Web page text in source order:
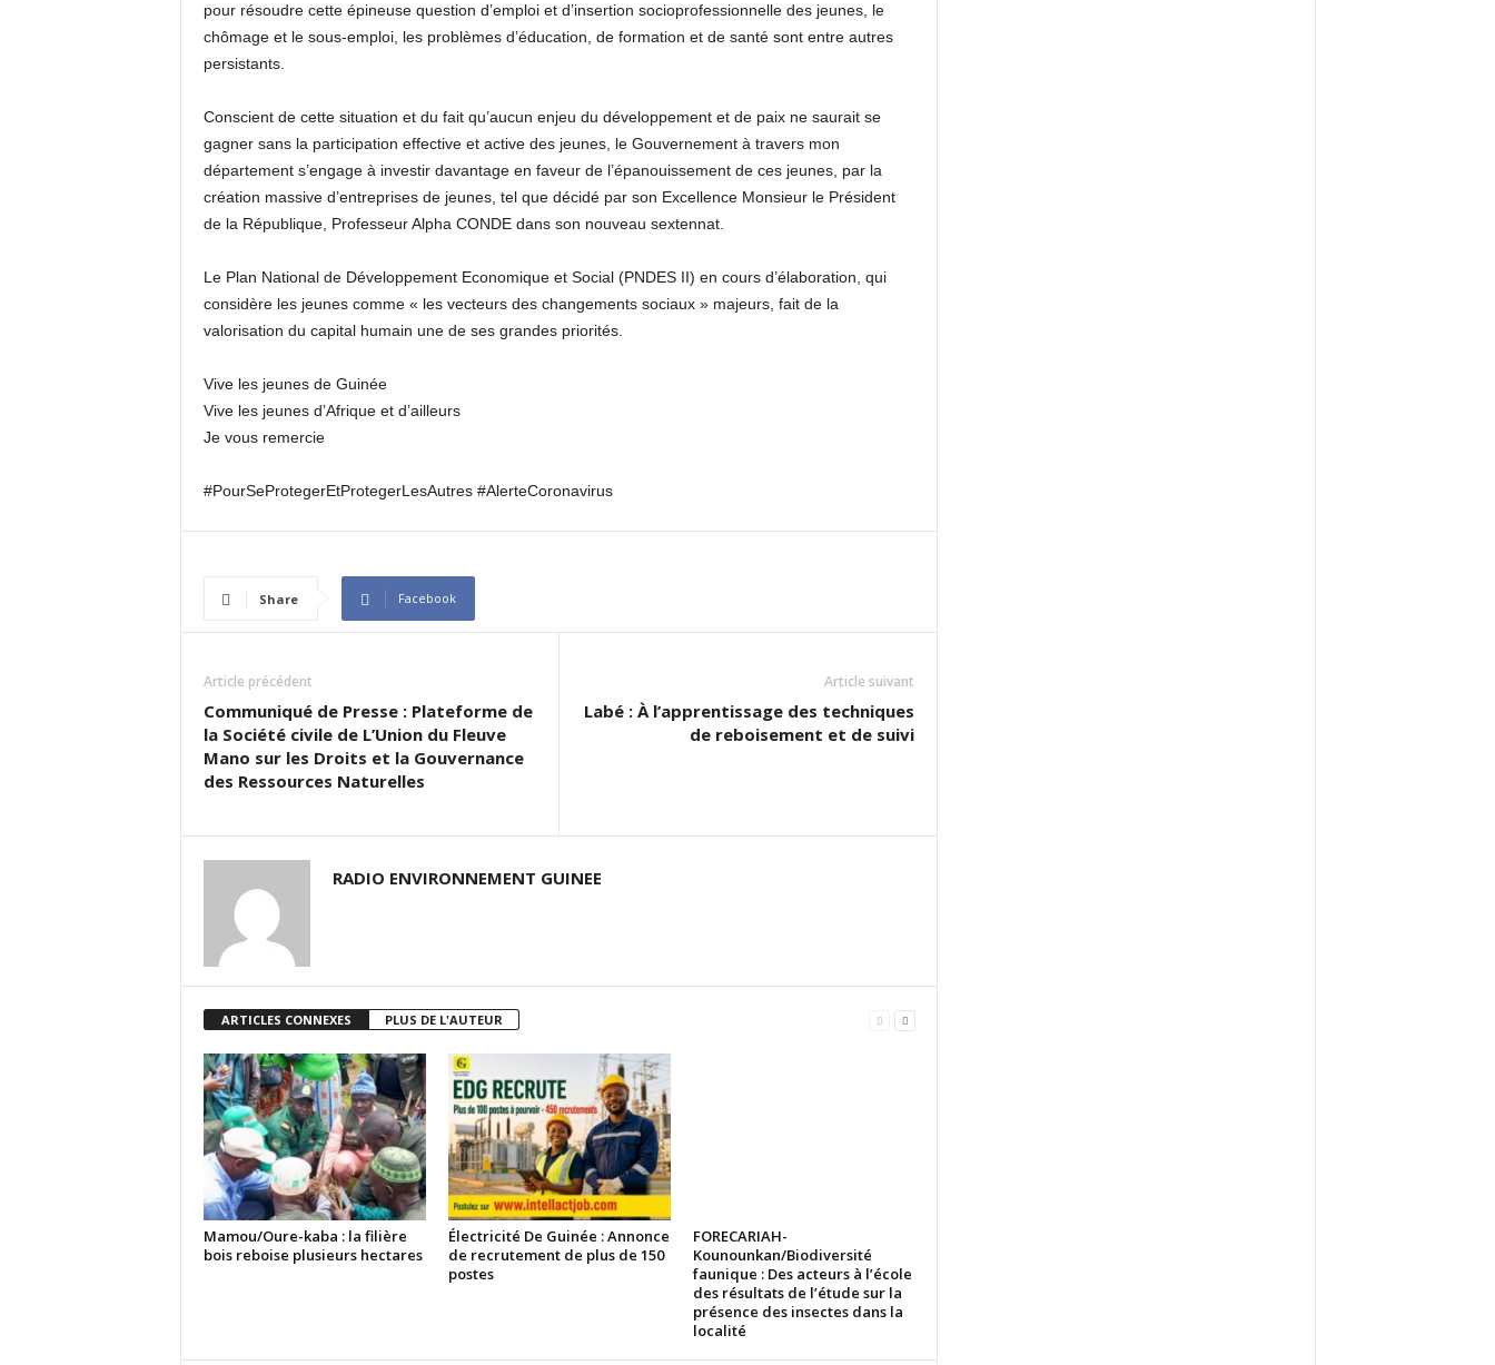
pour résoudre cette épineuse question d’emploi et d’insertion socioprofessionnelle des jeunes, le
chômage et le sous-emploi, les problèmes d’éducation, de formation et de santé sont entre autres
persistants.
Conscient de cette situation et du fait qu’aucun enjeu du développement et de paix ne saurait se
gagner sans la participation effective et active des jeunes, le Gouvernement à travers mon
département s’engage à investir davantage en faveur de l’épanouissement de ces jeunes, par la
création massive d’entreprises de jeunes, tel que décidé par son Excellence Monsieur le Président
de la République, Professeur Alpha CONDE dans son nouveau sextennat.
Le Plan National de Développement Economique et Social (PNDES II) en cours d’élaboration, qui
considère les jeunes comme « les vecteurs des changements sociaux » majeurs, fait de la
valorisation du capital humain une de ses grandes priorités.
Vive les jeunes de Guinée
Vive les jeunes d’Afrique et d’ailleurs
Je vous remercie
#PourSeProtegerEtProtegerLesAutres #AlerteCoronavirus
Share Facebook
Article précédent
Communiqué de Presse : Plateforme de
la Société civile de L’Union du Fleuve
Mano sur les Droits et la Gouvernance
des Ressources Naturelles
Article suivant
Labé : À l’apprentissage des techniques
de reboisement et de suivi
RADIO ENVIRONNEMENT GUINEE
ARTICLES CONNEXES PLUS DE L'AUTEUR
Mamou/Oure-kaba : la filière
bois reboise plusieurs hectares
Électricité De Guinée : Annonce
de recrutement de plus de 150
postes
FORECARIAH-
Kounounkan/Biodiversité
faunique : Des acteurs à l’école
des résultats de l’étude sur la
présence des insectes dans la
localité